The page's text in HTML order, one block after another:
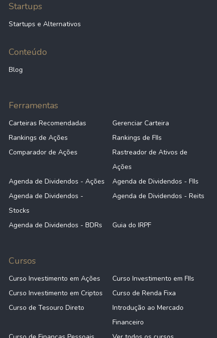
Startups
Startups e Alternativos
Conteúdo
Blog
Ferramentas
Carteiras Recomendadas
Gerenciar Carteira
Rankings de Ações
Rankings de FIIs
Comparador de Ações
Rastreador de Ativos de
Ações
Agenda de Dividendos - Ações
Agenda de Dividendos - FIIs
Agenda de Dividendos -
Stocks
Agenda de Dividendos - Reits
Agenda de Dividendos - BDRs Guia do IRPF
Cursos
Curso Investimento em Ações
Curso Investimento em FIIs
Curso Investimento em Criptos
Curso de Renda Fixa
Curso de Tesouro Direto
Introdução ao Mercado
Financeiro